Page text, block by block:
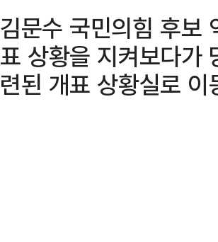
김문수 국민의힘 후보
표 상황을 지켜보다가
련된 개표 상황실로 이